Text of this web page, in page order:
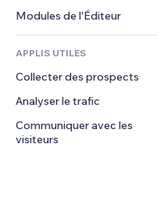
Alimentation et boissons
Effets de texte
Rechercher
Avis et commentaires
Modules de l'Éditeur
APPLIS UTILES
Collecter des prospects
Analyser le trafic
Communiquer avec les
visiteurs